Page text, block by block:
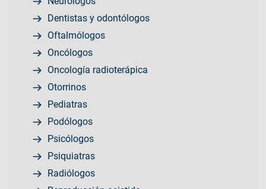
Dentistas y odontólogos
Oftalmólogos
Oncólogos
Oncología radioterápica
Otorrinos
Pediatras
Podólogos
Psicólogos
Psiquiatras
Radiólogos